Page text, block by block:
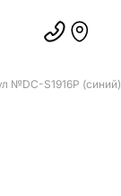
№DC-S1916P